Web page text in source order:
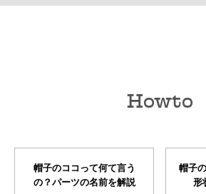
Howto
帽子のココって何て言う
の？パーツの名前を解説
帽子
形